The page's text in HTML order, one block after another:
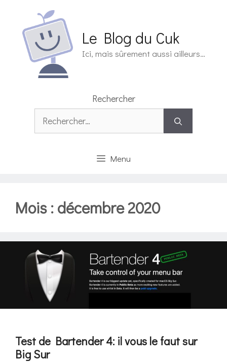
contenu
Le Blog du Cuk
Ici, mais sûrement aussi ailleurs…
Rechercher
Rechercher :
Menu
Mois : décembre 2020
Test de Bartender 4: il vous le faut sur
Big Sur